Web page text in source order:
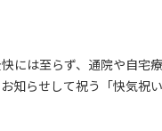
には至らず、通院や自宅
知らせして祝う「快気祝